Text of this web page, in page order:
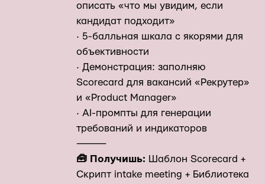
описать «что мы увидим, если
кандидат подходит»
· 5-балльная шкала с якорями для
объективности
· Демонстрация: заполняю
Scorecard для вакансий «Рекрутер»
и «Product Manager»
· AI-промпты для генерации
требований и индикаторов
⸻
🧰 Получишь: Шаблон Scorecard +
Скрипт intake meeting + Библиотека